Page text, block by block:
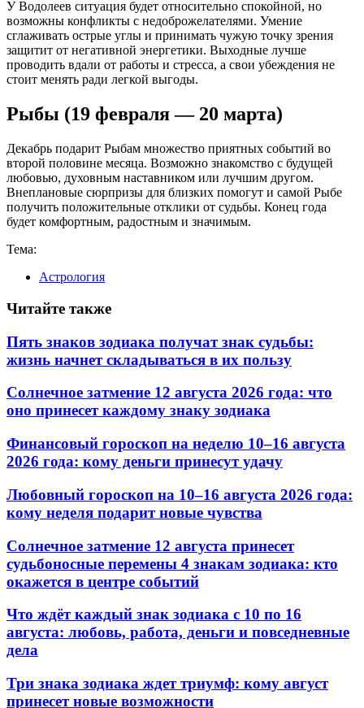
У Водолеев ситуация будет относительно спокойной, но
возможны конфликты с недоброжелателями. Умение
сглаживать острые углы и принимать чужую точку зрения
защитит от негативной энергетики. Выходные лучше
проводить вдали от работы и стресса, а свои убеждения не
стоит менять ради легкой выгоды.
Рыбы (19 февраля — 20 марта)
Декабрь подарит Рыбам множество приятных событий во
второй половине месяца. Возможно знакомство с будущей
любовью, духовным наставником или лучшим другом.
Внеплановые сюрпризы для близких помогут и самой Рыбе
получить положительные отклики от судьбы. Конец года
будет комфортным, радостным и значимым.
Тема:
Астрология
Читайте также
Пять знаков зодиака получат знак судьбы:
жизнь начнет складываться в их пользу
Солнечное затмение 12 августа 2026 года: что
оно принесет каждому знаку зодиака
Финансовый гороскоп на неделю 10–16 августа
2026 года: кому деньги принесут удачу
Любовный гороскоп на 10–16 августа 2026 года:
кому неделя подарит новые чувства
Солнечное затмение 12 августа принесет
судьбоносные перемены 4 знакам зодиака: кто
окажется в центре событий
Что ждёт каждый знак зодиака с 10 по 16
августа: любовь, работа, деньги и повседневные
дела
Три знака зодиака ждет триумф: кому август
принесет новые возможности